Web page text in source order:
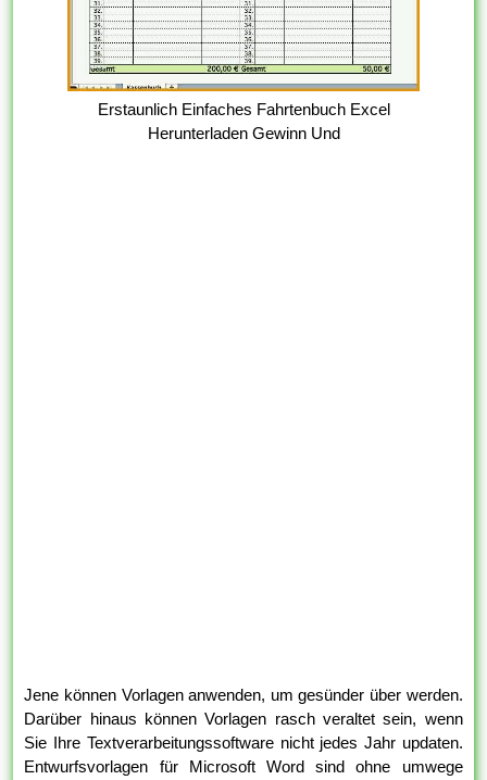
Erstaunlich Einfaches Fahrtenbuch Excel
Herunterladen Gewinn Und
Jene können Vorlagen anwenden, um gesünder über werden.
Darüber hinaus können Vorlagen rasch veraltet sein, wenn
Sie Ihre Textverarbeitungssoftware nicht jedes Jahr updaten.
Entwurfsvorlagen für Microsoft Word sind ohne umwege